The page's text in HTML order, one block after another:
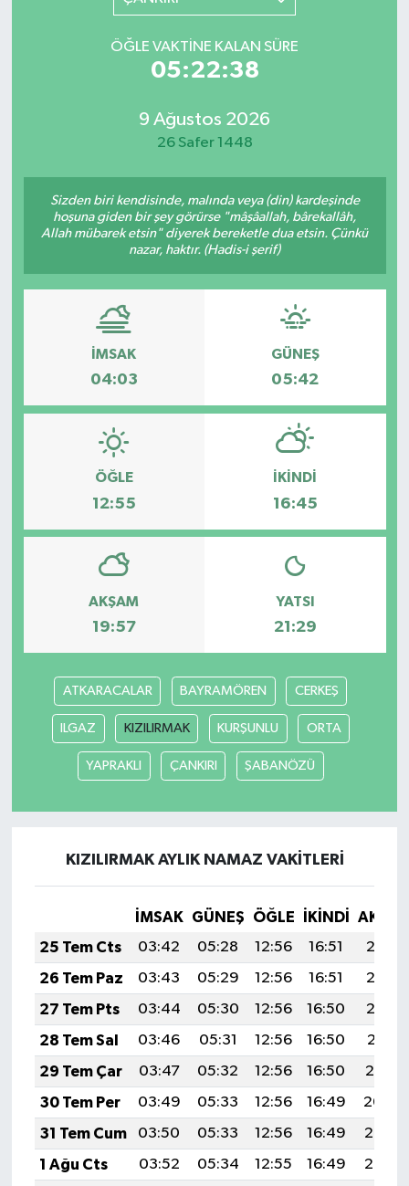
ÖĞLE VAKTINE KALAN SÜRE
05:22:38
9 Ağustos 2026
26 Safer 1448
Sizden biri kendisinde, malında veya (din) kardeşinde
hoşuna giden bir şey görürse "mâşâallah, bârekallâh,
Allah mübarek etsin" diyerek bereketle dua etsin. Çünkü
nazar, haktır. (Hadis-i şerif)
İMSAK
04:03
GÜNEŞ
05:42
ÖĞLE
12:55
İKINDI
16:45
AKŞAM
19:57
YATSI
21:29
ATKARACALAR BAYRAMÖREN CERKEŞ
ILGAZ KIZILIRMAK KURŞUNLU ORTA
YAPRAKLI ÇANKIRI ŞABANÖZÜ
KIZILIRMAK AYLIK NAMAZ VAKITLERI
İMSAK GÜNEŞ ÖĞLE İKINDI
25 Tem Cts
03:42 05:28 12:56 16:51
20:13
26 Tem Paz
03:43 05:29 12:56 16:51
20:12
27 Tem Pts
03:44 05:30 12:56 16:50
20:12
28 Tem Sal
03:46 05:31 12:56 16:50
20:11
29 Tem Çar
03:47 05:32 12:56 16:50
20:10
30 Tem Per
03:49 05:33 12:56 16:49
20:09
31 Tem Cum
03:50 05:33 12:56 16:49
20:08
1 Ağu Cts
03:52 05:34 12:55 16:49
20:07